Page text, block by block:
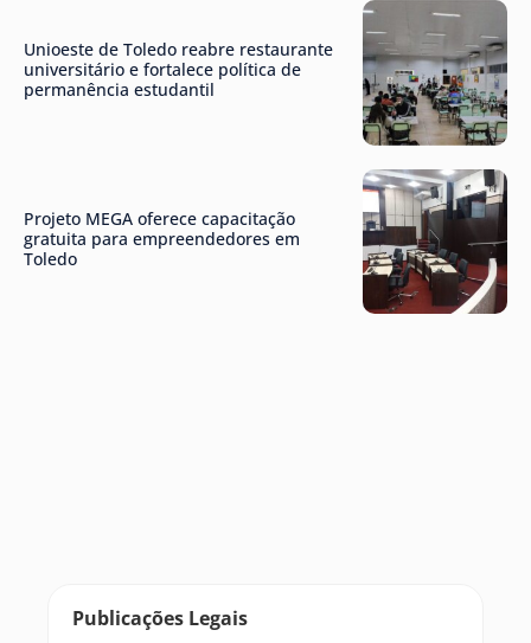
Unioeste de Toledo reabre restaurante
universitário e fortalece política de
permanência estudantil
Projeto MEGA oferece capacitação
gratuita para empreendedores em
Toledo
Publicações Legais